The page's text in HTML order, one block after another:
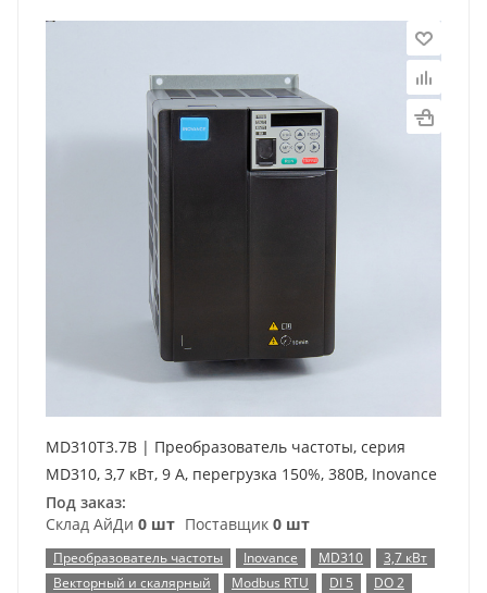
MD310T3.7B | Преобразователь частоты, серия
MD310, 3,7 кВт, 9 А, перегрузка 150%, 380B, Inovance
Под заказ:
Склад АйДи 0 шт Поставщик 0 шт
Преобразователь частоты Inovance MD310
3,7 кВт
Векторный и скалярный
Modbus RTU DI 5
DO 2